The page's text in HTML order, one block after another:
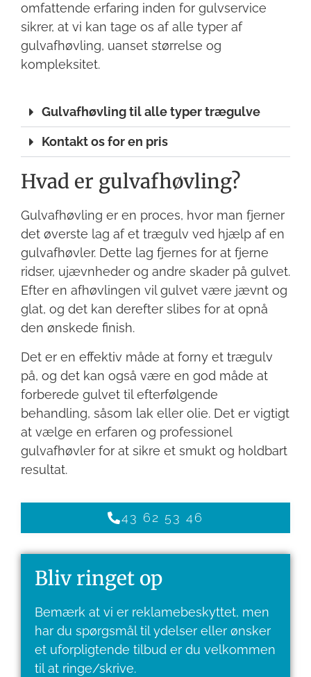
omfattende erfaring inden for gulvservice
sikrer, at vi kan tage os af alle typer af
gulvafhøvling, uanset størrelse og
kompleksitet.
Gulvafhøvling til alle typer trægulve
Kontakt os for en pris
Hvad er gulvafhøvling?
Gulvafhøvling er en proces, hvor man fjerner
det øverste lag af et trægulv ved hjælp af en
gulvafhøvler. Dette lag fjernes for at fjerne
ridser, ujævnheder og andre skader på gulvet.
Efter en afhøvlingen vil gulvet være jævnt og
glat, og det kan derefter slibes for at opnå
den ønskede finish.
Det er en effektiv måde at forny et trægulv
på, og det kan også være en god måde at
forberede gulvet til efterfølgende
behandling, såsom lak eller olie. Det er vigtigt
at vælge en erfaren og professionel
gulvafhøvler for at sikre et smukt og holdbart
resultat.
43 62 53 46
Bliv ringet op
Bemærk at vi er reklamebeskyttet, men
har du spørgsmål til ydelser eller ønsker
et ​uforpligtende tilbud er du velkommen
til at ringe/skrive.